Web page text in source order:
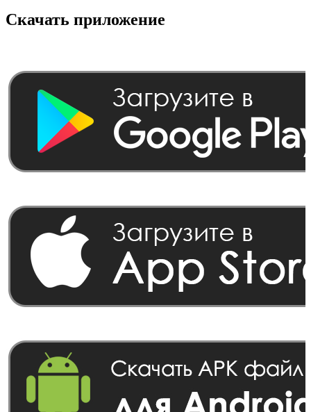
Скачать приложение